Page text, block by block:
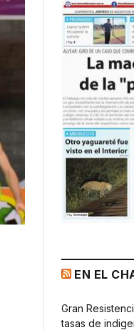
EN EL
Gran
tasas de